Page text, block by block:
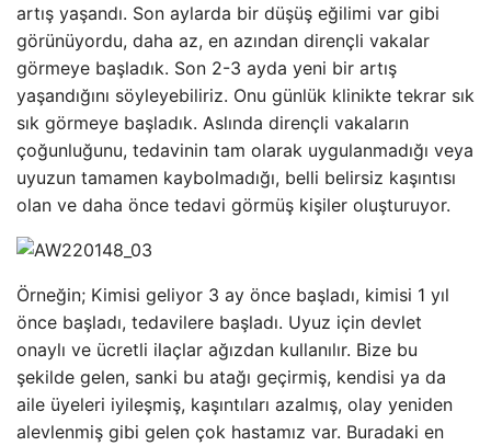
artış yaşandı. Son aylarda bir düşüş eğilimi var gibi
görünüyordu, daha az, en azından dirençli vakalar
görmeye başladık. Son 2-3 ayda yeni bir artış
yaşandığını söyleyebiliriz. Onu günlük klinikte tekrar sık
​​sık görmeye başladık. Aslında dirençli vakaların
çoğunluğunu, tedavinin tam olarak uygulanmadığı veya
uyuzun tamamen kaybolmadığı, belli belirsiz kaşıntısı
olan ve daha önce tedavi görmüş kişiler oluşturuyor.
Örneğin; Kimisi geliyor 3 ay önce başladı, kimisi 1 yıl
önce başladı, tedavilere başladı. Uyuz için devlet
onaylı ve ücretli ilaçlar ağızdan kullanılır. Bize bu
şekilde gelen, sanki bu atağı geçirmiş, kendisi ya da
aile üyeleri iyileşmiş, kaşıntıları azalmış, olay yeniden
alevlenmiş gibi gelen çok hastamız var. Buradaki en